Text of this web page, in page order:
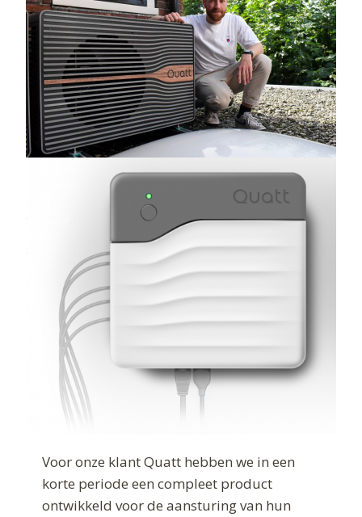
Voor onze klant Quatt hebben we in een
korte periode een compleet product
ontwikkeld voor de aansturing van hun